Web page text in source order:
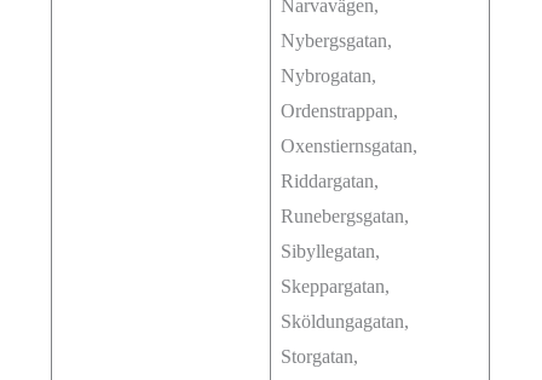
Narvavägen,
Nybergsgatan,
Nybrogatan,
Ordenstrappan,
Oxenstiernsgatan,
Riddargatan,
Runebergsgatan,
Sibyllegatan,
Skeppargatan,
Sköldungagatan,
Storgatan,